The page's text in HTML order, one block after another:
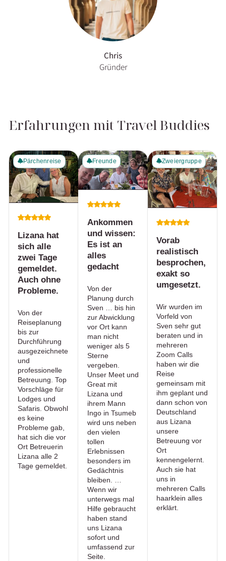
Chris
Gründer
Erfahrungen mit Travel Buddies
Pärchenreise
Lizana hat
sich alle
zwei Tage
gemeldet.
Auch ohne
Probleme.
Von der
Reiseplanung
bis zur
Durchführung
ausgezeichnete
und
professionelle
Betreuung. Top
Vorschläge für
Lodges und
Safaris. Obwohl
es keine
Probleme gab,
hat sich die vor
Ort Betreuerin
Lizana alle 2
Tage gemeldet.
Freunde
Ankommen
und wissen:
Es ist an
alles
gedacht
Von der
Planung durch
Sven … bis hin
zur Abwicklung
vor Ort kann
man nicht
weniger als 5
Sterne
vergeben.
Unser Meet und
Great mit
Lizana und
ihrem Mann
Ingo in Tsumeb
wird uns neben
den vielen
tollen
Erlebnissen
besonders im
Gedächtnis
bleiben. …
Wenn wir
unterwegs mal
Hilfe gebraucht
haben stand
uns Lizana
sofort und
umfassend zur
Seite.
Zweiergruppe
Vorab
realistisch
besprochen,
exakt so
umgesetzt.
Wir wurden im
Vorfeld von
Sven sehr gut
beraten und in
mehreren
Zoom Calls
haben wir die
Reise
gemeinsam mit
ihm geplant und
dann schon von
Deutschland
aus Lizana
unsere
Betreuung vor
Ort
kennengelernt.
Auch sie hat
uns in
mehreren Calls
haarklein alles
erklärt.